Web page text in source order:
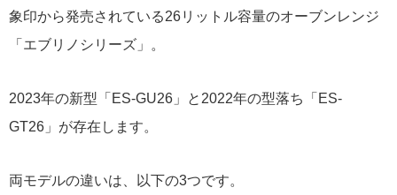
象印から発売されている26リットル容量のオーブンレンジ
「エブリノシリーズ」。
2023年の新型「ES-GU26」と2022年の型落ち「ES-
GT26」が存在します。
両モデルの違いは、以下の3つです。